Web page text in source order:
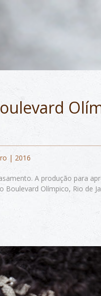
| 2016
A produção para
Boulevard Olímpico, Rio de